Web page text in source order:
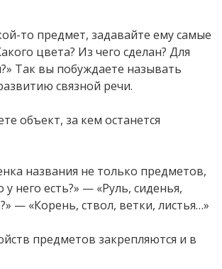
то предмет, задавайте ему самые
цвета? Из чего сделан? Для
Так вы побуждаете называть
связной речи.
объект, за кем останется
названия не только предметов,
него есть?» — «Руль, сиденья,
— «Корень, ствол, ветки, листья…»
предметов закрепляются и в